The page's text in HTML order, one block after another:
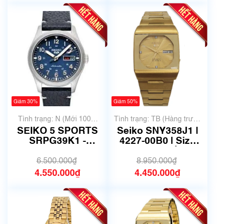
Giảm 30%
Tình trạng: N (Mới 100%
chưa qua sử dụng)
SEIKO 5 SPORTS
SRPG39K1 -
6.500.000₫
4.550.000₫
Giảm 50%
Tình trạng: TB (Hàng trưng
bày, thanh lý)
Seiko SNY358J1 |
4227-00B0 | Size
8.950.000₫
4.450.000₫